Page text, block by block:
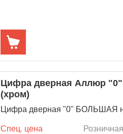
Цифра дверная Аллюр
(хром)
Цифра дверная "0" БОЛЬШАЯ
Спец. цена